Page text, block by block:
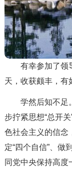
有幸参加了领
天，收获颇丰，有
学然后知不足。
步拧紧思想“总开
色社会主义的信念
定“四个自信”、做
同党中央保持高度